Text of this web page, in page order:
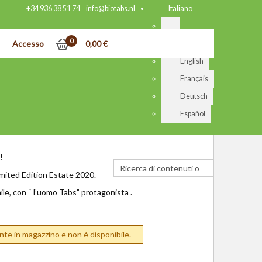
Italiano
English
Français
Deutsch
Español
+34 936 38 51 74 info@biotabs.nl
Accesso 0 0,00€
Edition Estate 2020.
con “ l’uomo Tabs” protagonista .
in magazzino e non è disponibile.